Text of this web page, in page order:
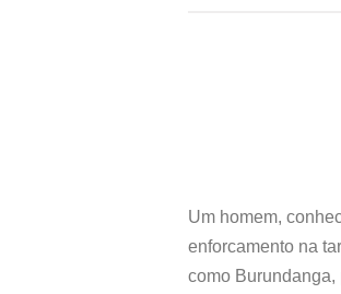
Um homem,
enforcamento na
como